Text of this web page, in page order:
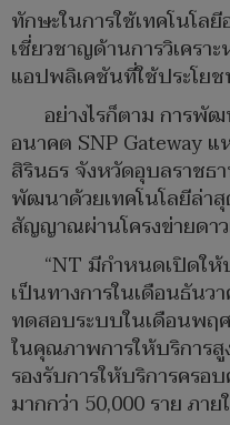
ทักษะในการใช้เทคโนโล
เชี่ยวชาญด้านการวิเคร
แอปพลิเคชันที่ใช้ประโย
อย่างไรก็ตาม การพั
อนาคต SNP Gateway
สิรินธร จังหวัดอุบลราชธ
พัฒนาด้วยเทคโนโลยีล่า
สัญญาณผ่านโครงข่ายดา
“NT มีกำหนดเปิดให้
เป็นทางการในเดือนธันว
ทดสอบระบบในเดือนพฤ
ในคุณภาพการให้บริการสู
รองรับการให้บริการครอ
มากกว่า 50,000 ราย ภา